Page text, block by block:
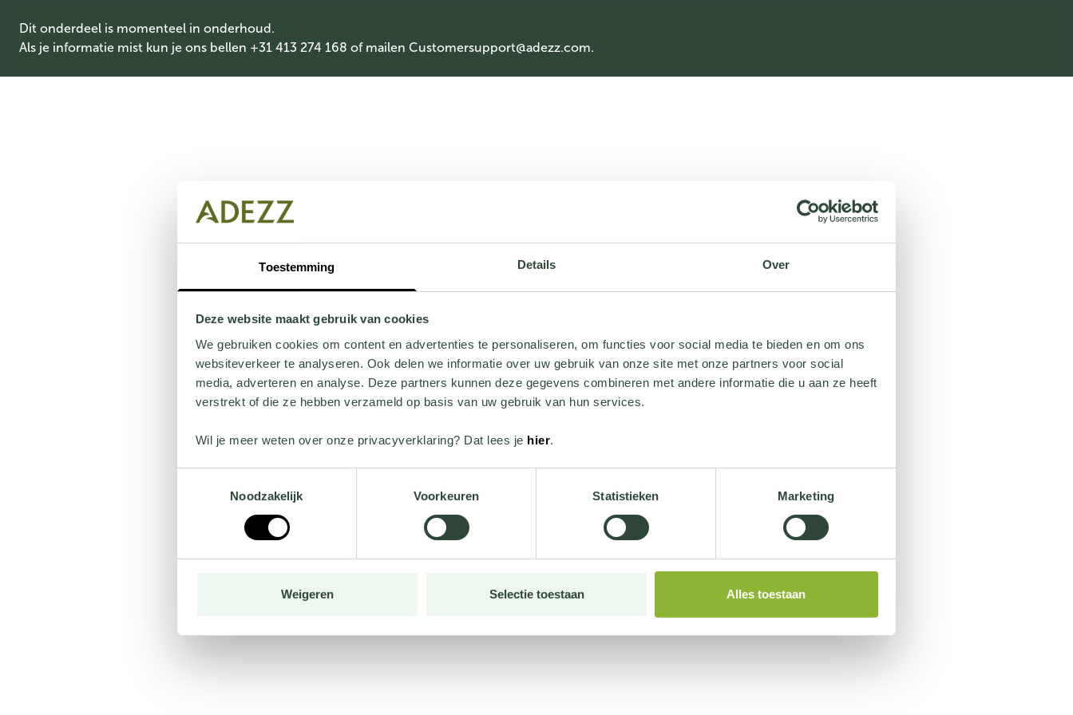
Toestemming Details Over
Deze website maakt gebruik van cookies
We gebruiken cookies om content en advertenties te personaliseren, om functies voor social media te bieden en om ons
websiteverkeer te analyseren. Ook delen we informatie over uw gebruik van onze site met onze partners voor social
media, adverteren en analyse. Deze partners kunnen deze gegevens combineren met andere informatie die u aan ze heeft
verstrekt of die ze hebben verzameld op basis van uw gebruik van hun services.
Wil je meer weten over onze privacyverklaring? Dat lees je hier.
Noodzakelijk
Voorkeuren Statistieken Marketing
Weigeren Selectie toestaan Alles toestaan
Dit onderdeel is momenteel in onderhoud.
Als je informatie mist kun je ons bellen +31 413 274 168 of mailen Customersupport@adezz.com.